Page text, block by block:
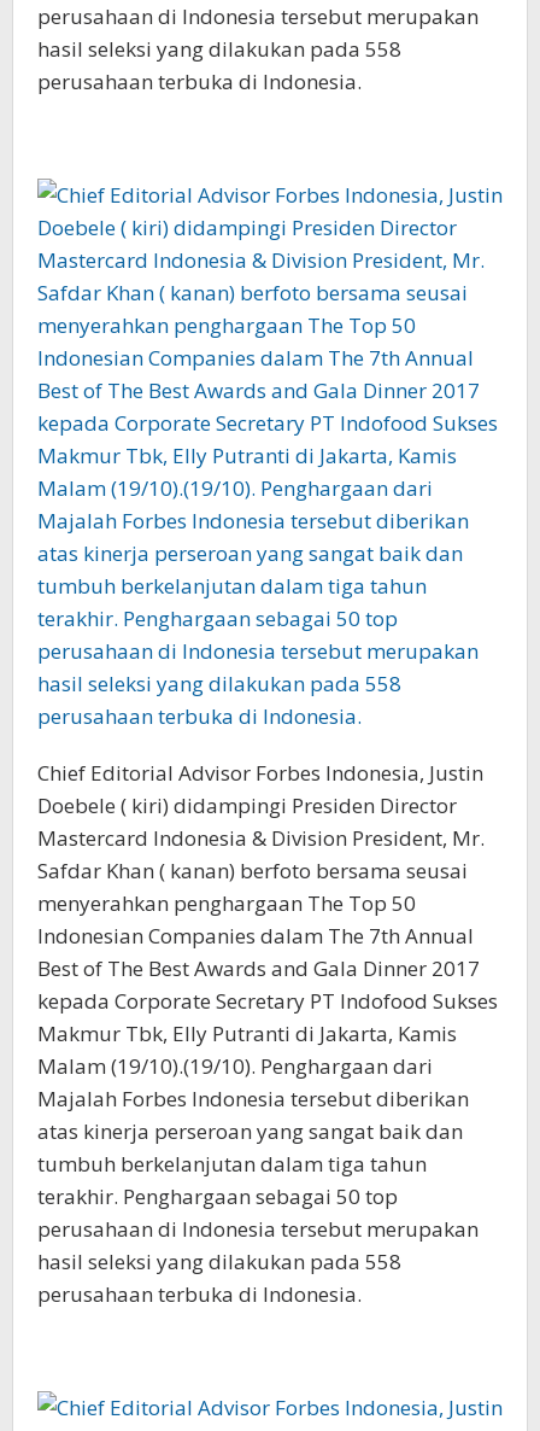
perusahaan di Indonesia tersebut merupakan
hasil seleksi yang dilakukan pada 558
perusahaan terbuka di Indonesia.
Chief Editorial Advisor Forbes Indonesia, Justin
Doebele ( kiri) didampingi Presiden Director
Mastercard Indonesia & Division President, Mr.
Safdar Khan ( kanan) berfoto bersama seusai
menyerahkan penghargaan The Top 50
Indonesian Companies dalam The 7th Annual
Best of The Best Awards and Gala Dinner 2017
kepada Corporate Secretary PT Indofood Sukses
Makmur Tbk, Elly Putranti di Jakarta, Kamis
Malam (19/10).(19/10). Penghargaan dari
Majalah Forbes Indonesia tersebut diberikan
atas kinerja perseroan yang sangat baik dan
tumbuh berkelanjutan dalam tiga tahun
terakhir. Penghargaan sebagai 50 top
perusahaan di Indonesia tersebut merupakan
hasil seleksi yang dilakukan pada 558
perusahaan terbuka di Indonesia.